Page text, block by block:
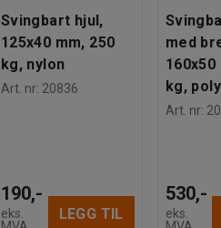
Svingbart hjul,
125x40 mm, 250
kg, nylon
Art. nr: 20836
190,-
eks.
LEGG TIL
med
160x50
kg,
Art. nr:
530,-
eks.